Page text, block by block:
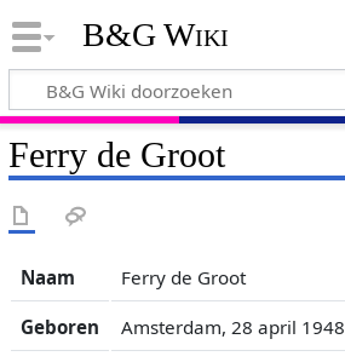
B&G Wiki
Ferry de Groot
Naam Ferry de Groot
Geboren Amsterdam, 28 april 1948